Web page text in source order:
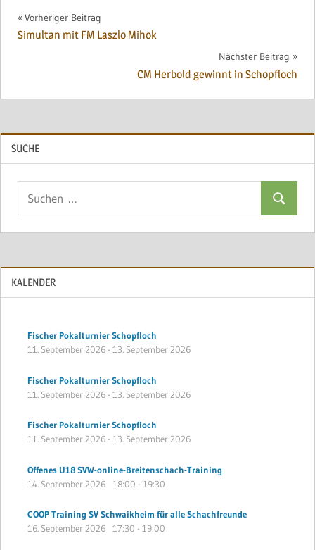
Beitragsnavigation
Vorheriger Beitrag
Simultan mit FM Laszlo Mihok
Nächster Beitrag
CM Herbold gewinnt in Schopfloch
SUCHE
Suchen
KALENDER
Fischer Pokalturnier Schopfloch
11. September 2026- 13. September 2026
Fischer Pokalturnier Schopfloch
11. September 2026- 13. September 2026
Fischer Pokalturnier Schopfloch
11. September 2026- 13. September 2026
Offenes U18 SVW-online-Breitenschach-Training
14. September 2026 18:00 - 19:30
COOP Training SV Schwaikheim für alle Schachfreunde
16. September 2026 17:30 - 19:00